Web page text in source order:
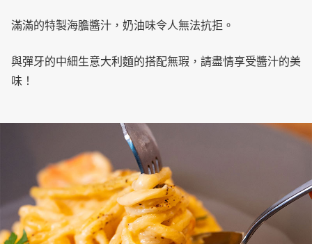
滿滿的特製海膽醬汁，奶油味令人無法抗拒。
與彈牙的中細生意大利麵的搭配無瑕，請盡情享受醬汁的美
味！